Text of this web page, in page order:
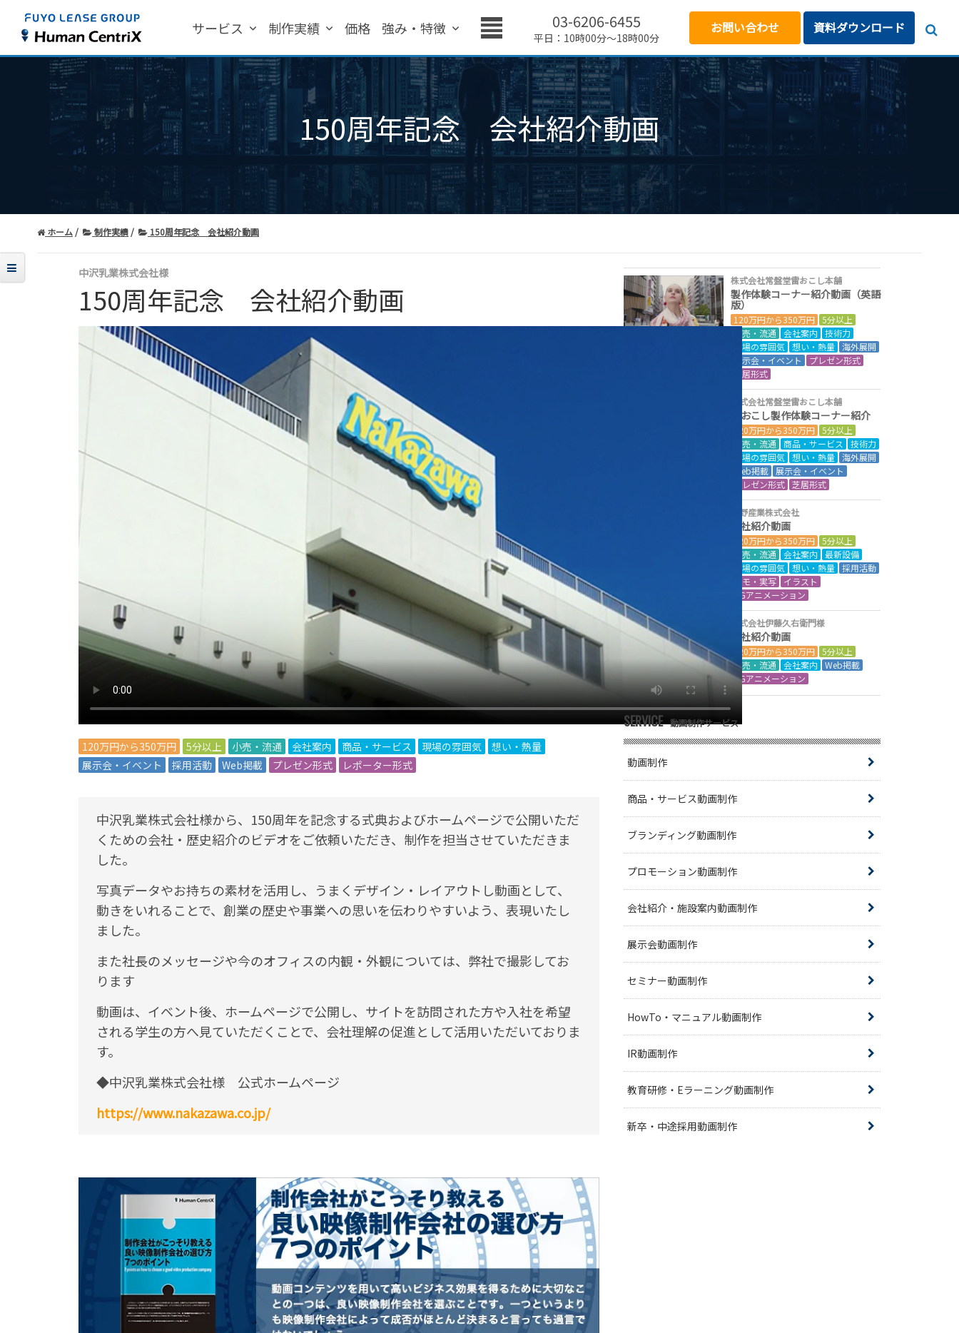
サービス 制作実績 価格 強み・特徴 03-6206-6455
平日：10時00分～18時00分
お問い合わせ 資料ダウンロード
150周年記念 会社紹介動画
ホーム 制作実績 150周年記念 会社紹介動画
中沢乳業株式会社様
150周年記念 会社紹介動画
120万円から350万円 5分以上 小売・流通 会社案内 商品・サービス 現場の雰囲気
想い・熱量
展示会・イベント
採用活動 Web掲載 プレゼン形式 レポーター形式
中沢乳業株式会社様から、150周年を記念する式典およびホームページで公開いただ
くための会社・歴史紹介のビデオをご依頼いただき、制作を担当させていただきま
した。
写真データやお持ちの素材を活用し、うまくデザイン・レイアウトし動画として、
動きをいれることで、創業の歴史や事業への思いを伝わりやすいよう、表現いたし
ました。
また社長のメッセージや今のオフィスの内観・外観については、弊社で撮影してお
ります
動画は、イベント後、ホームページで公開し、サイトを訪問された方や入社を希望
される学生の方へ見ていただくことで、会社理解の促進として活用いただいておりま
す。
◆中沢乳業株式会社様 公式ホームページ
https://www.nakazawa.co.jp/
株式会社常盤堂雷おこし本舗
製作体験コーナー紹介動画（英語
版）
120万円から350万円 5分以上
小売・流通
会社案内 技術力
現場の雰囲気
想い・熱量 海外展開
展示会・イベント
プレゼン形式
芝居形式
株式会社常盤堂雷おこし本舗
雷おこし製作体験コーナー紹介
120万円から350万円 5分以上
小売・流通
商品・サービス
技術力
現場の雰囲気
想い・熱量 海外展開
Web掲載
展示会・イベント
プレゼン形式 芝居形式
水野産業株式会社
会社紹介動画
120万円から350万円 5分以上
小売・流通
会社案内 最新設備
現場の雰囲気
想い・熱量 採用活動
デモ・実写
イラスト
CGアニメーション
株式会社伊藤久右衛門様
会社紹介動画
120万円から350万円 5分以上
小売・流通
会社案内 Web掲載
CGアニメーション
SERVICE 動画制作サービス
動画制作
商品・サービス動画制作
ブランディング動画制作
プロモーション動画制作
会社紹介・施設案内動画制作
展示会動画制作
セミナー動画制作
HowTo・マニュアル動画制作
IR動画制作
教育研修・Eラーニング動画制作
新卒・中途採用動画制作